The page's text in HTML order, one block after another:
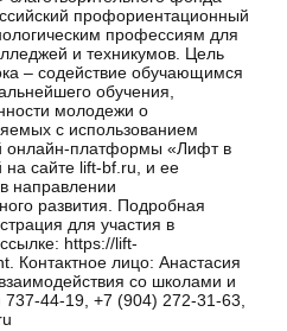
профориентационный
профессиям для
и техникумов. Цель
– содействие обучающимся
обучения,
молодежи о
с использованием
онлайн-платформы «Лифт в
сайте lift-bf.ru, и ее
направлении
развития. Подробная
для участия в
https://lift-
Контактное лицо: Анастасия
со школами и
44-19, +7 (904) 272-31-63,